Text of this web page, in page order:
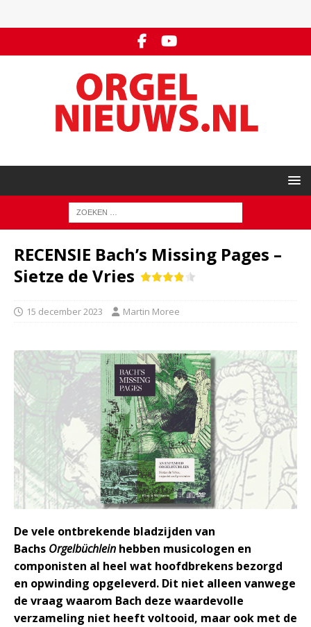
RECENSIE Bach’s Missing Pages –
Sietze de Vries
15 december 2023 Martin Moree
De vele ontbrekende bladzijden van
Bachs Orgelbüchlein hebben musicologen en
componisten al heel wat hoofdbrekens bezorgd
en opwinding opgeleverd. Dit niet alleen vanwege
de vraag waarom Bach deze waardevolle
verzameling niet heeft voltooid, maar ook met de